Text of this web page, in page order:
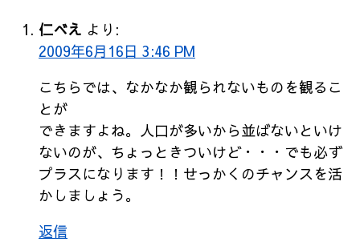
仁べえ より:
2009年6月16日 3:46 PM
こちらでは、なかなか観られないものを観るこ
とが
できますよね。人口が多いから並ばないといけ
ないのが、ちょっときついけど・・・でも必ず
プラスになります！！せっかくのチャンスを活
かしましょう。
返信